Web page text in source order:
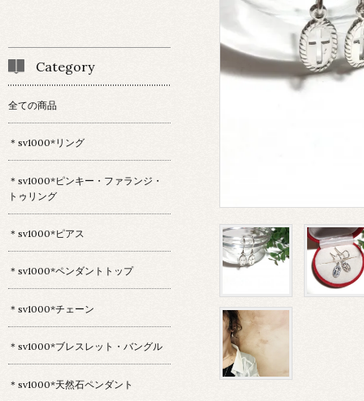
Category
全ての商品
＊sv1000*リング
＊sv1000*ピンキー・ファランジ・
トゥリング
＊sv1000*ピアス
＊sv1000*ペンダントトップ
＊sv1000*チェーン
＊sv1000*ブレスレット・バングル
＊sv1000*天然石ペンダント